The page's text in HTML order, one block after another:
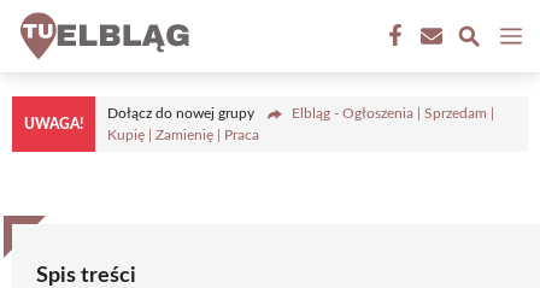
Przejdź
treści
UWAGA!
Dołącz do nowej grupy
Elbląg - Ogłoszenia | Sprzedam |
Kupię | Zamienię | Praca
Spis treści